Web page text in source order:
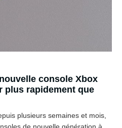
console Xbox
plus rapidement que
plusieurs semaines et mois,